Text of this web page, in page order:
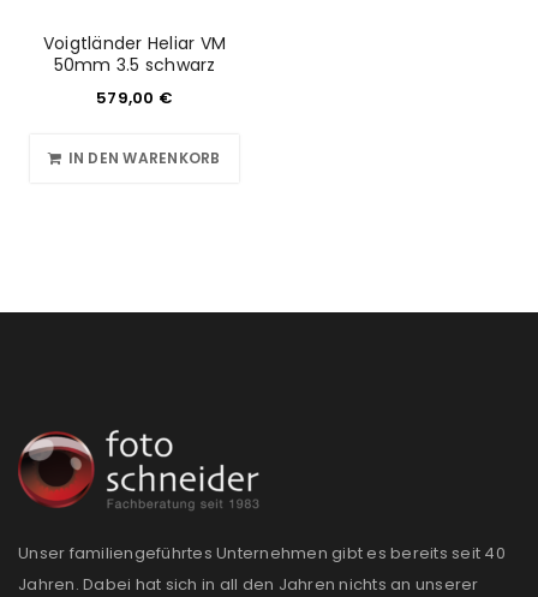
Voigtländer Heliar VM
50mm 3.5 schwarz
579,00 €
IN DEN WARENKORB
Unser familiengeführtes Unternehmen gibt es bereits seit 40
Jahren. Dabei hat sich in all den Jahren nichts an unserer